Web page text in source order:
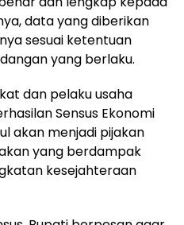
data yang diberikan
sesuai ketentuan
yang berlaku.
dan pelaku usaha
Sensus Ekonomi
akan menjadi pijakan
yang berdampak
kesejahteraan